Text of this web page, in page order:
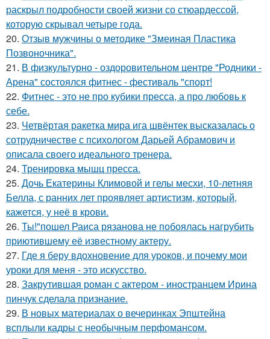
раскрыл подробности своей жизни со стюардессой,
которую скрывал четыре года.
20. Отзыв мужчины о методике "Змеиная Пластика
Позвоночника".
21. В физкультурно - оздоровительном центре "Родники -
Арена" состоялся фитнес - фестиваль "спорт!
22. Фитнес - это не про кубики пресса, а про любовь к
себе.
23. Четвёртая ракетка мира ига швёнтек высказалась о
сотрудничестве с психологом Дарьей Абрамович и
описала своего идеального тренера.
24. Тренировка мышц пресса.
25. Дочь Екатерины Климовой и гелы месхи, 10-летняя
Белла, с ранних лет проявляет артистизм, который,
кажется, у неё в крови.
26. Ты!"пошел Раиса рязанова не побоялась нагрубить
приютившему её известному актеру.
27. Где я беру вдохновение для уроков, и почему мои
уроки для меня - это искусство.
28. Закрутившая роман с актером - иностранцем Ирина
пинчук сделала признание.
29. В новых материалах о вечеринках Эпштейна
всплыли кадры с необычным перфомансом.